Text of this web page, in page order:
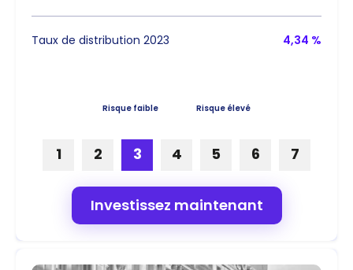
Taux de distribution 2023 4,34 %
Risque faible Risque élevé
1 2 3 4 5 6 7
Investissez maintenant